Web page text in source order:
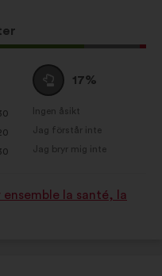
Jag
är
neutral
:
17%
betecknats
Ingen åsikt
:gånger
Jag förstår inte
:gånger
Jag bryr mig inte
:gånger
la santé, la